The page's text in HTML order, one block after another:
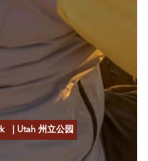
| Utah 州立公园